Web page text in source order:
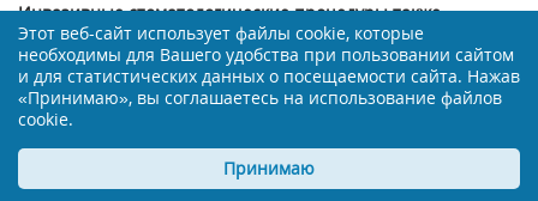
Инвазивные стоматологические процедуры также
являются идентифицированным фактором риска. До
начала лечения препаратом Авастин® следует провести
стоматологическое обследование и соответствующие
профилактические стоматологические мероприятия. По
возможности следует избегать проведения инвазивных
получавших или получающих в настоящее время
бисфосфонаты внутривенно.
Этот веб-сайт использует файлы cookie, которые
необходимы для Вашего удобства при пользовании сайтом
и для статистических данных о посещаемости сайта. Нажав
«Принимаю», вы соглашаетесь на использование файлов
cookie.
Принимаю